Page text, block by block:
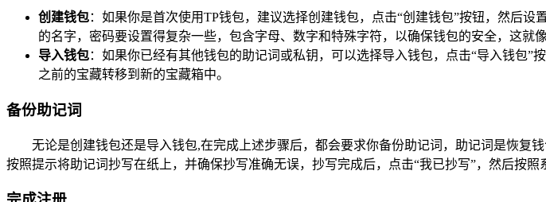
创建钱包：如果你是首次使用TP钱包，建议选择创建钱包，点击“创建钱包”按钮，然后
的名字，密码要设置得复杂一些，包含字母、数字和特殊字符，以确保钱包的安全，这就
导入钱包：如果你已经有其他钱包的助记词或私钥，可以选择导入钱包，点击“导入钱包
之前的宝藏转移到新的宝藏箱中。
备份助记词
无论是创建钱包还是导入钱包,在完成上述步骤后，都会要求你备份助记词，助记词是恢复
按照提示将助记词抄写在纸上，并确保抄写准确无误，抄写完成后，点击“我已抄写”，然后按